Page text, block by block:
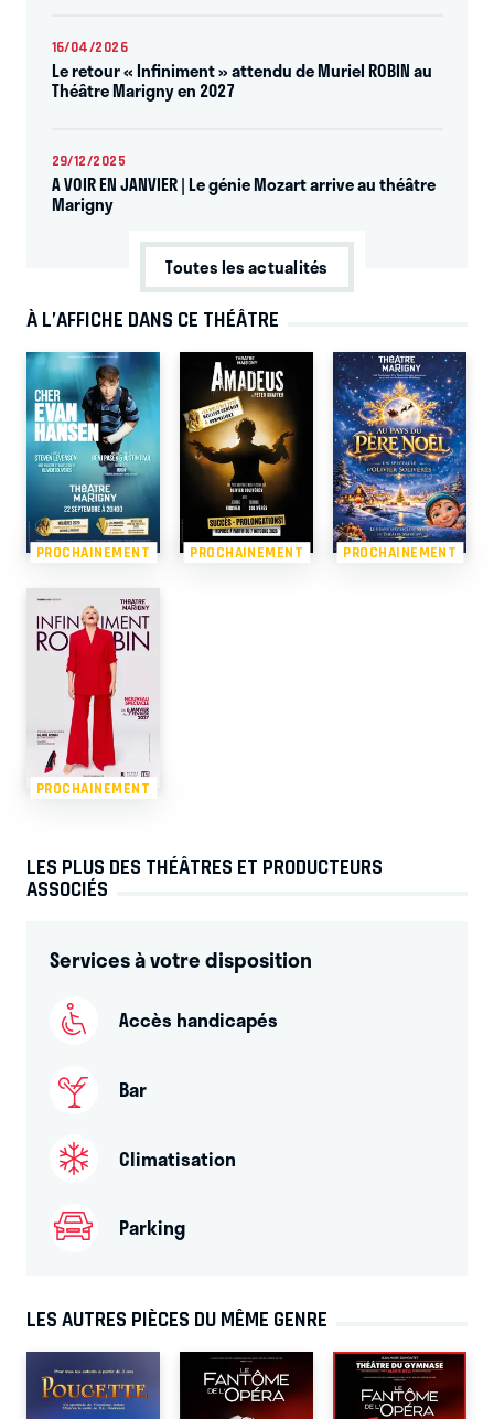
16/04/2026
Le retour « Infiniment » attendu de Muriel ROBIN au
Théâtre Marigny en 2027
29/12/2025
A VOIR EN JANVIER | Le génie Mozart arrive au théâtre
Marigny
Toutes les actualités
À L’AFFICHE DANS CE THÉÂTRE
PROCHAINEMENT PROCHAINEMENT PROCHAINEMENT
PROCHAINEMENT
LES PLUS DES THÉÂTRES ET PRODUCTEURS
ASSOCIÉS
Services à votre disposition
Accès handicapés
Bar
Climatisation
Parking
LES AUTRES PIÈCES DU MÊME GENRE